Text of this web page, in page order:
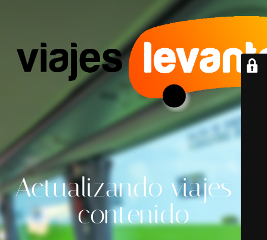
Actualizando viajes y
contenido